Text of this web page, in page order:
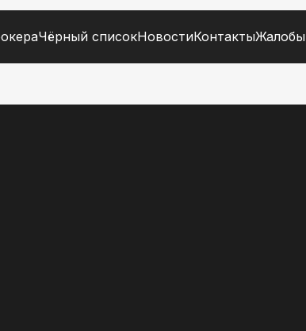
Чёрный списокНовостиКонтактыЖалобы